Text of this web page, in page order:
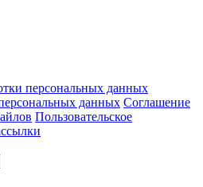
персональных данных
данных Соглашение
Пользовательское